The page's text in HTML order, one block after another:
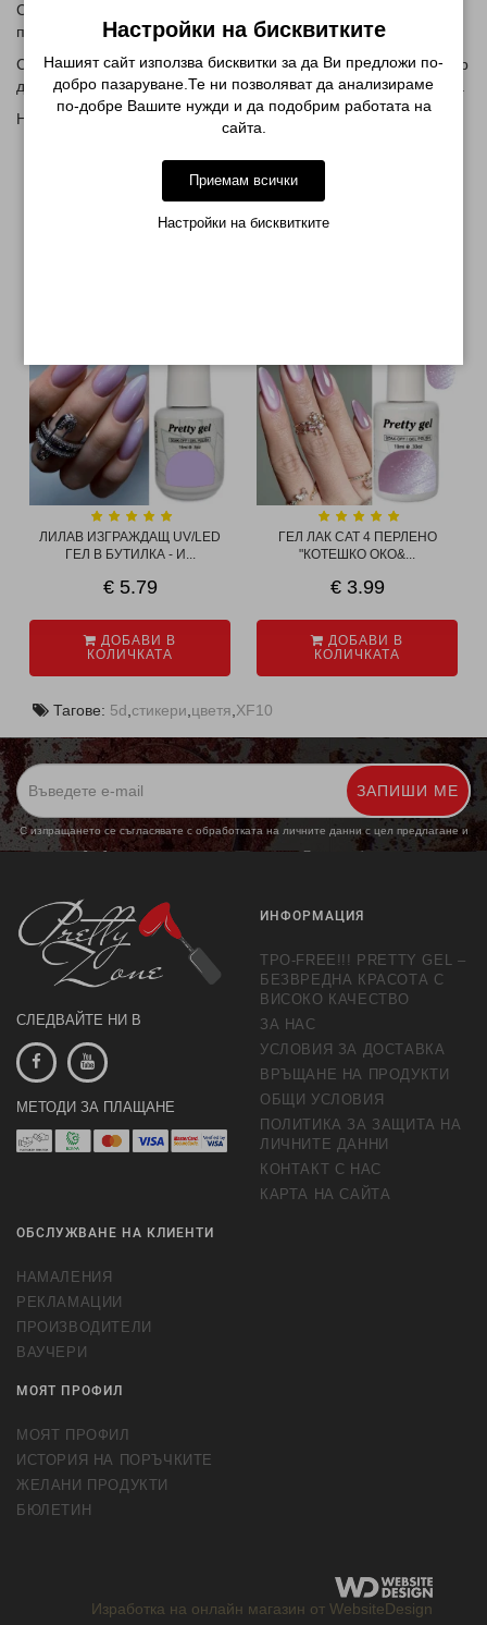
Стикерите за нокти са фантастичен начин да си създадете
прекрасни декорации в рамките на няколко минути.
Съществуват безкрайни колекции от тях , от френски маникюр
до дизайн за цял нокът, цветя , сърца или различни елементи.
Начин на използване:
отлепете желаният елемент от картончето със стикери
внимателно го залепете върху нокътя
завършете с топ лак
ЛИЛАВ ИЗГРАЖДАЩ UV/LED
ГЕЛ В БУТИЛКА - И...
€ 5.79
ДОБАВИ В
КОЛИЧКАТА
ГЕЛ ЛАК CAT 4 ПЕРЛЕНО
"КОТЕШКО ОКО&...
€ 3.99
ДОБАВИ В
КОЛИЧКАТА
Тагове: 5d стикери цветя XF10
ЗАПИШИ МЕ
С изпращането се съгласявате с обработката на личните данни с цел предлагане и
обработка на маркетингови предложения. Повече информация
СЛЕДВАЙТЕ НИ В
МЕТОДИ ЗА ПЛАЩАНЕ
ИНФОРМАЦИЯ
TPO-FREE!!! PRETTY GEL –
БЕЗВРЕДНА КРАСОТА С
ВИСОКО КАЧЕСТВО
ЗА НАС
УСЛОВИЯ ЗА ДОСТАВКА
ВРЪЩАНЕ НА ПРОДУКТИ
ОБЩИ УСЛОВИЯ
ПОЛИТИКА ЗА ЗАЩИТА НА
ЛИЧНИТЕ ДАННИ
КОНТАКТ С НАС
КАРТА НА САЙТА
ОБСЛУЖВАНЕ НА КЛИЕНТИ
НАМАЛЕНИЯ
РЕКЛАМАЦИИ
ПРОИЗВОДИТЕЛИ
ВАУЧЕРИ
МОЯТ ПРОФИЛ
МОЯТ ПРОФИЛ
ИСТОРИЯ НА ПОРЪЧКИТЕ
ЖЕЛАНИ ПРОДУКТИ
БЮЛЕТИН
Изработка на онлайн магазин от WebsiteDesign
Настройки на бисквитките
Нашият сайт използва бисквитки за да Ви предложи по-
добро пазаруване.Те ни позволяват да анализираме
по-добре Вашите нужди и да подобрим работата на
сайта.
Приемам всички
Настройки на бисквитките